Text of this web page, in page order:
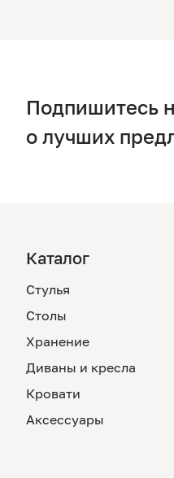
Подпишитесь
о лучших
Каталог
Стулья
Столы
Хранение
Диваны и кресла
Кровати
Аксессуары